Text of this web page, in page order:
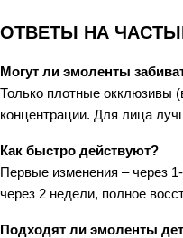
ОТВЕТЫ НА
Могут ли эмоленты
Только плотные окклюзивы
концентрации. Для лица
Как быстро действуют?
Первые изменения – через
через 2 недели, полное
Подходят ли эмоленты